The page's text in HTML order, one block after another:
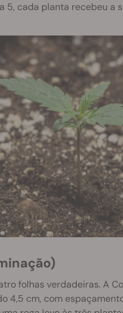
5, cada planta recebeu a
folhas verdadeiras. A
4,5 cm, com